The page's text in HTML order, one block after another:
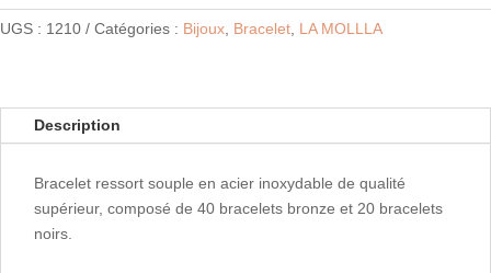
Bracelet
Bronze
UGS : 1210 Catégories : Bijoux Bracelet LA MOLLLA
Description
Bracelet ressort souple en acier inoxydable de qualité
supérieur, composé de 40 bracelets bronze et 20 bracelets
noirs.